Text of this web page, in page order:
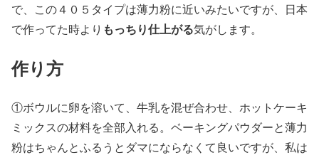
で、この４０５タイプは薄力粉に近いみたいですが、日本
で作ってた時より もっちり仕上がる気がします。
作り方
①ボウルに卵を溶いて、牛乳を混ぜ合わせ、ホットケーキ
ミックスの材料を全部入れる。ベーキングパウダーと薄力
粉はちゃんとふるうとダマにならなくて良いですが、私は